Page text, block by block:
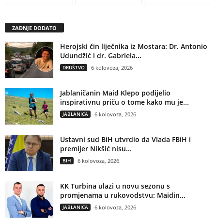
ZADNJE DODATO
Herojski čin liječnika iz Mostara: Dr. Antonio
Udundžić i dr. Gabriela...
DRUŠTVO 6 kolovoza, 2026
Jablaničanin Maid Klepo podijelio
inspirativnu priču o tome kako mu je...
JABLANICA 6 kolovoza, 2026
Ustavni sud BiH utvrdio da Vlada FBiH i
premijer Nikšić nisu...
BIH 6 kolovoza, 2026
KK Turbina ulazi u novu sezonu s
promjenama u rukovodstvu: Maidin...
JABLANICA 6 kolovoza, 2026